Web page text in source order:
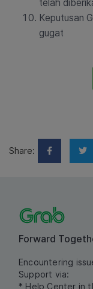
telah
Keputusan
gugat
Share:
Forward
Encountering
Support via:
* Help Center in